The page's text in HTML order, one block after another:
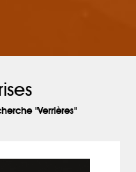
"Verrières"